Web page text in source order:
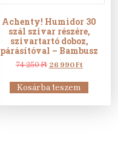
Achenty! Humidor 30
szál szivar részére,
szivartartó doboz,
párásítóval – Bambusz
74 250Ft Original
was:
74
26 990FtCurrent
is:
26
Kosárba teszem